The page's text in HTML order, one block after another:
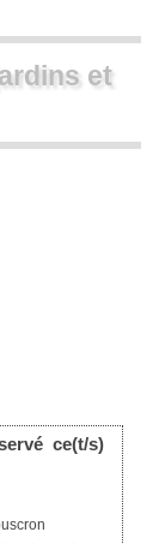
et
ce(t/s)